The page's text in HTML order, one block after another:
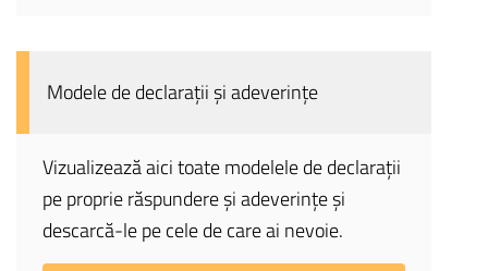
Modele de declarații și adeverințe
Vizualizează aici toate modelele de declarații
pe proprie răspundere și adeverințe și
descarcă-le pe cele de care ai nevoie.